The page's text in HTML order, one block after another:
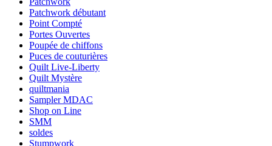
Patchwork débutant
Point Compté
Portes Ouvertes
Poupée de chiffons
Puces de couturières
Quilt Live-Liberty
Quilt Mystère
quiltmania
Sampler MDAC
Shop on Line
SMM
soldes
Stumpwork